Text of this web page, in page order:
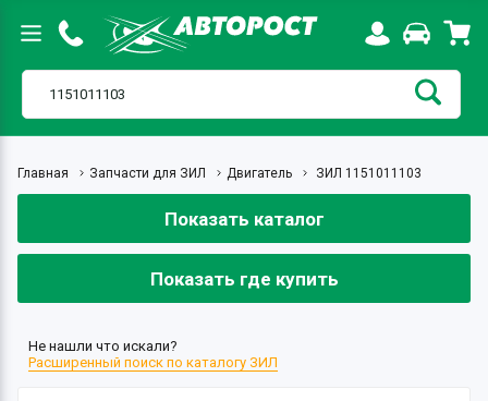
Главная Запчасти для ЗИЛ Двигатель ЗИЛ 1151011103
Показать каталог
Показать где купить
Не нашли что искали?
Расширенный поиск по каталогу ЗИЛ